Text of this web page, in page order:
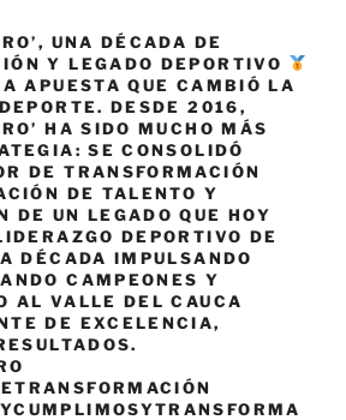
UNA DÉCADA DE
Y LEGADO DEPORTIVO
APUESTA QUE CAMBIÓ LA
DESDE 2016,
HA SIDO MUCHO MÁS
SE CONSOLIDÓ
DE TRANSFORMACIÓN
DE TALENTO Y
DE UN LEGADO QUE HOY
DEPORTIVO DE
DÉCADA IMPULSANDO
CAMPEONES Y
AL VALLE DEL CAUCA
DE EXCELENCIA,